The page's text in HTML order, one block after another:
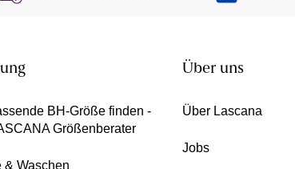
BH-Größe finden -
Größenberater
& Waschen
Über uns
Über Lascana
Jobs